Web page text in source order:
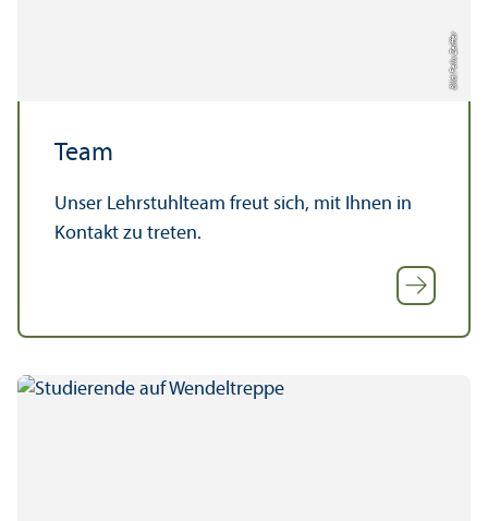
Bild: Felix Zeiffer
Team
Unser Lehr­stuhl­team freut sich, mit Ihnen in
Kontakt zu treten.